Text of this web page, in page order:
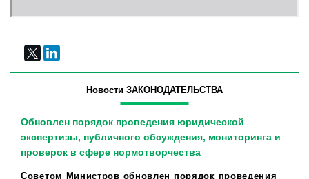
Новости ЗАКОНОДАТЕЛЬСТВА
Обновлен порядок проведения юридической
экспертизы, публичного обсуждения, мониторинга и
проверок в сфере нормотворчества
Советом Министров обновлен порядок проведения